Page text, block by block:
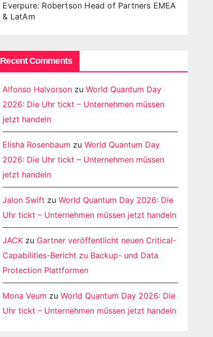
Everpure: Robertson Head of Partners EMEA
& LatAm
Recent Comments
Alfonso Halvorson zuWorld Quantum Day
2026: Die Uhr tickt – Unternehmen müssen
jetzt handeln
Elisha Rosenbaum zuWorld Quantum Day
2026: Die Uhr tickt – Unternehmen müssen
jetzt handeln
Jalon Swift zuWorld Quantum Day 2026: Die
Uhr tickt – Unternehmen müssen jetzt handeln
JACK zu Gartner veröffentlicht neuen Critical-
Capabilities-Bericht zu Backup- und Data
Protection Plattformen
Mona Veum zuWorld Quantum Day 2026: Die
Uhr tickt – Unternehmen müssen jetzt handeln